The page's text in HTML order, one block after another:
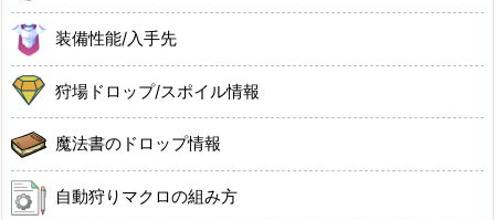
装備性能/入手先
狩場ドロップ/スポイル情報
魔法書のドロップ情報
自動狩りマクロの組み方